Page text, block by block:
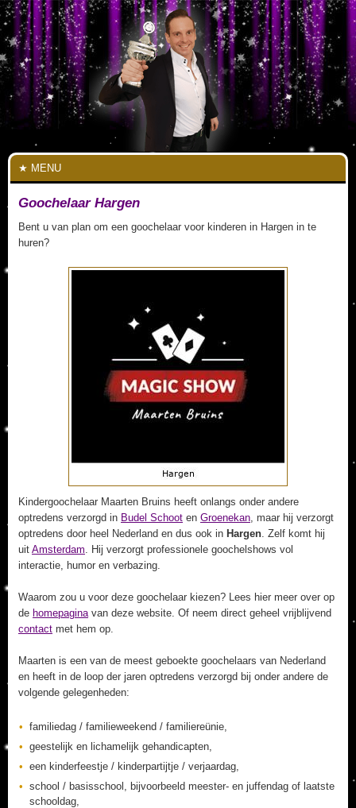
MENU
Goochelaar Hargen
Bent u van plan om een goochelaar voor kinderen in Hargen in te
huren?
Kindergoochelaar Maarten Bruins heeft onlangs onder andere
optredens verzorgd in Budel Schoot en Groenekan, maar hij verzorgt
optredens door heel Nederland en dus ook in Hargen. Zelf komt hij
uit Amsterdam. Hij verzorgt professionele goochelshows vol
interactie, humor en verbazing.
Waarom zou u voor deze goochelaar kiezen? Lees hier meer over op
de homepaginavan deze website. Of neem direct geheel vrijblijvend
contact met hem op.
Maarten is een van de meest geboekte goochelaars van Nederland
en heeft in de loop der jaren optredens verzorgd bij onder andere de
volgende gelegenheden:
familiedag / familieweekend / familiereünie,
geestelijk en lichamelijk gehandicapten,
een kinderfeestje / kinderpartijtje / verjaardag,
school / basisschool, bijvoorbeeld meester- en juffendag of laatste
schooldag,